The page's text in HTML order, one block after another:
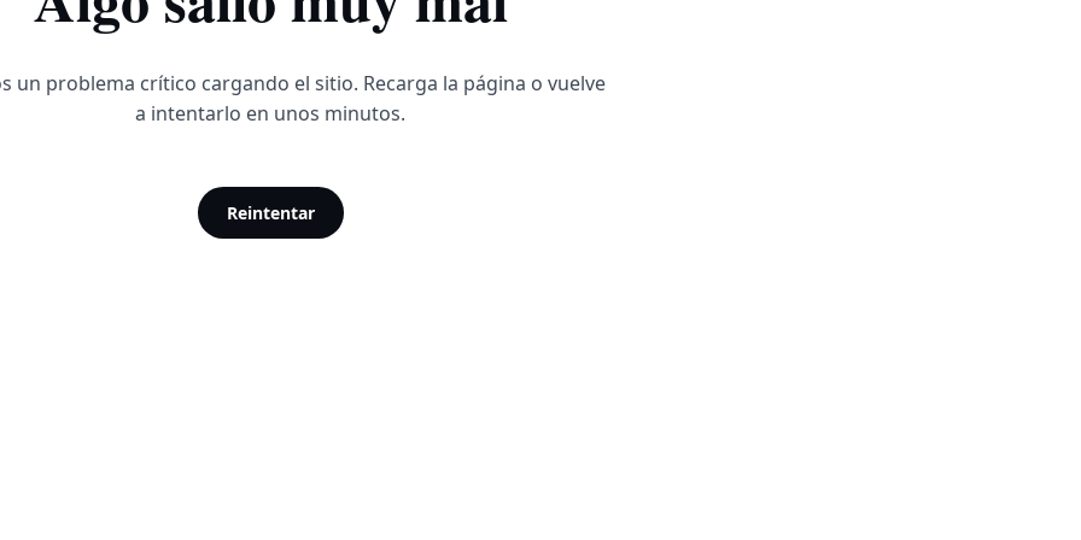
un problema crítico cargando el sitio. Recarga la página o vuelve
a intentarlo en unos minutos.
Reintentar